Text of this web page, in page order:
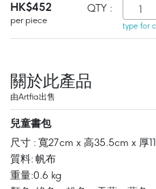
HK$452
per piece
QTY : 1
type for
關於此產品
由Artfia出售
兒童書包
尺寸 : 寬27cm x 高35.5cm x 厚
質料: 帆布
重量:0.6 kg